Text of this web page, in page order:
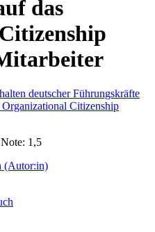
das
1,5
(Autor:in)